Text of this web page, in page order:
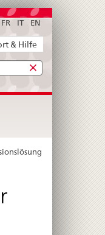
& Hilfe
FR IT EN